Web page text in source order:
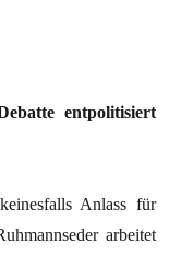
entpolitisiert
Anlass für
arbeitet